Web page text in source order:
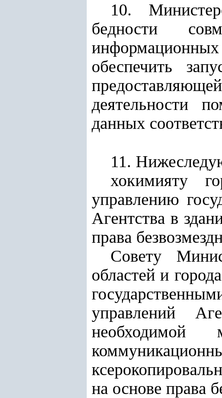
10.
бедности
обеспечить
деятельности
данных
11.
хокимияту
управлению
Агентства в
права
Совету
областей и
управлений
необходимой
на основе права